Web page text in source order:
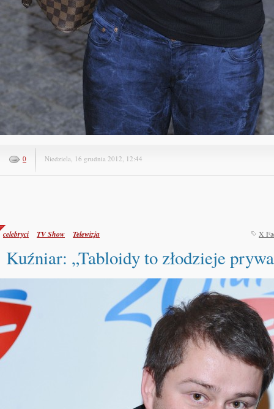
0 Niedziela, 16 grudnia 2012, 12:44
celebryci TV Show Telewizja X
Kuźniar: „Tabloidy to złodzieje